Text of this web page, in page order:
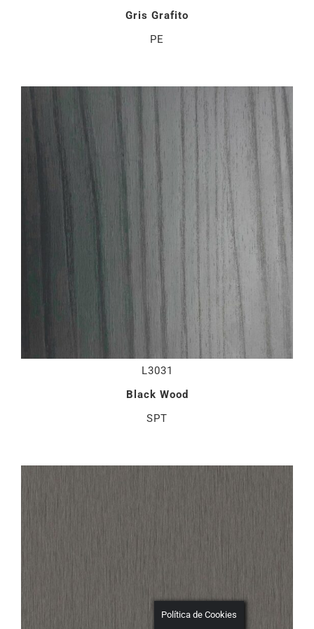
Gris Grafito
PE
L3031
Black Wood
SPT
Política de Cookies